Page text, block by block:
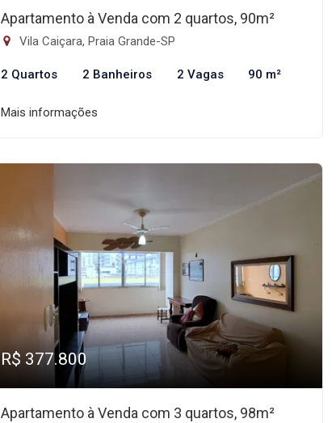
Apartamento à Venda com 2 quartos, 90m²
Vila Caiçara, Praia Grande-SP
2 Quartos 2 Banheiros 2 Vagas 90 m²
Mais informações
R$ 377.800
Apartamento à Venda com 3 quartos, 98m²